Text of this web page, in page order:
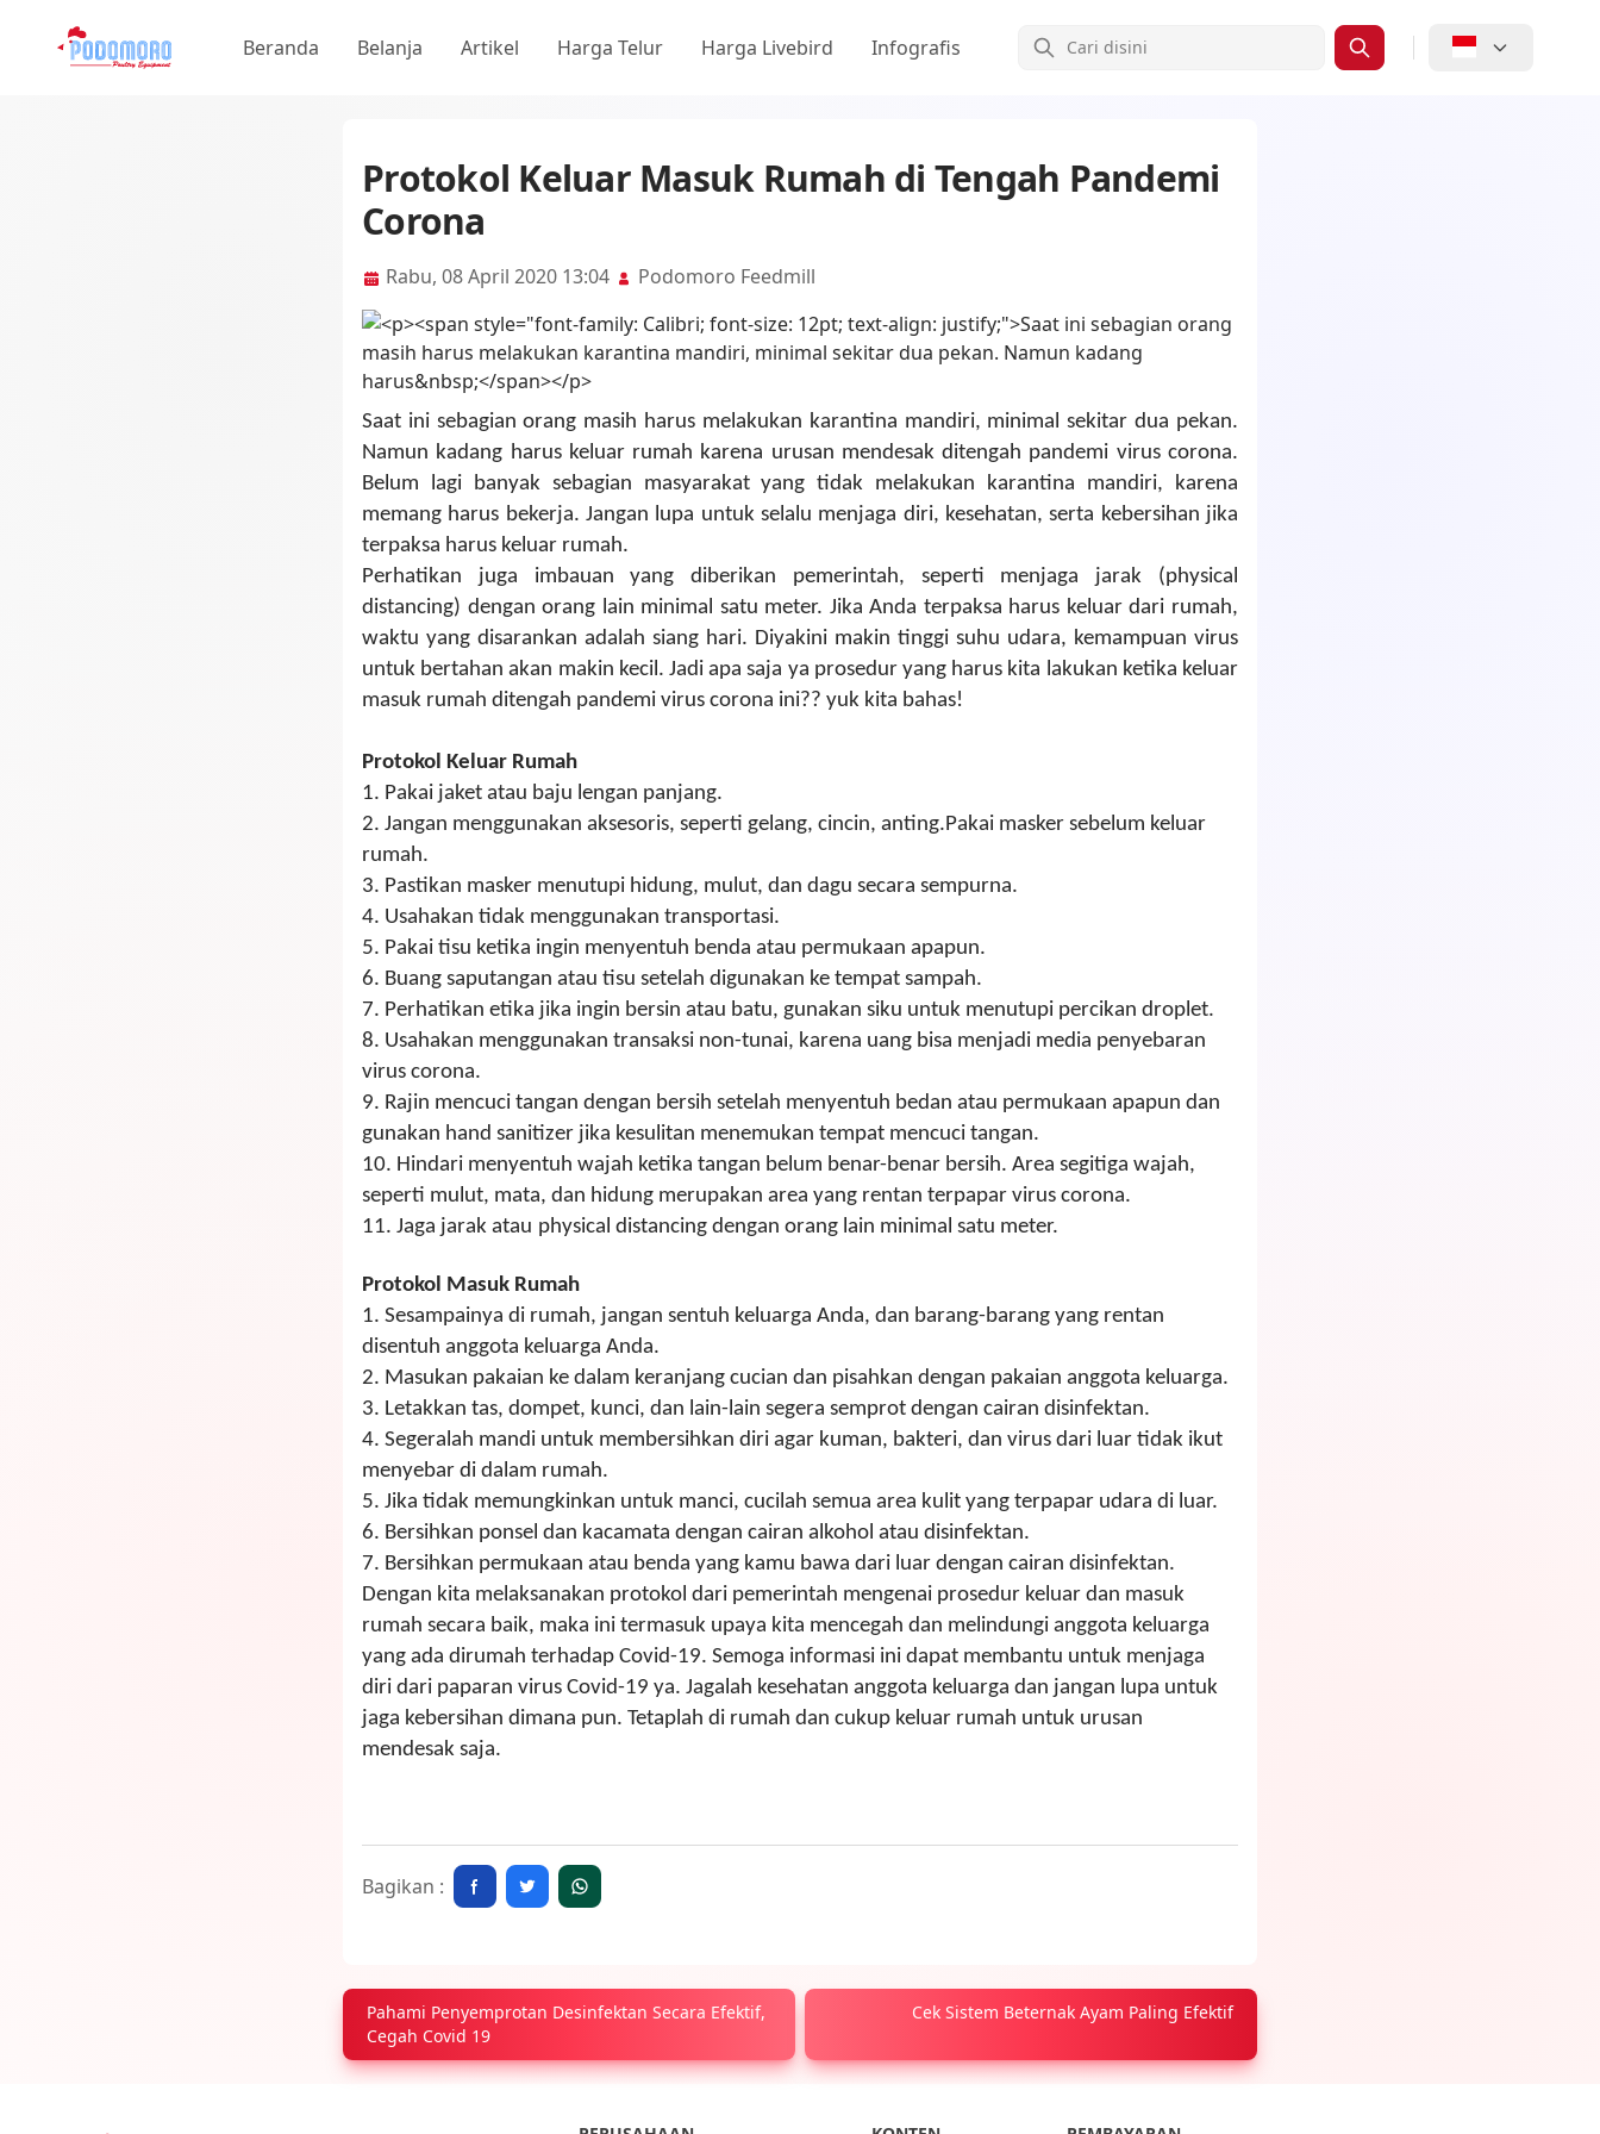
Cari
Beranda Belanja Artikel Harga Telur Harga Livebird Infografis
Protokol Keluar Masuk Rumah di Tengah Pandemi
Corona
Rabu, 08 April 2020 13:04 Podomoro Feedmill
Saat ini sebagian orang masih harus melakukan karantina mandiri, minimal sekitar dua pekan.
Namun kadang harus keluar rumah karena urusan mendesak ditengah pandemi virus corona.
Belum lagi banyak sebagian masyarakat yang tidak melakukan karantina mandiri, karena
memang harus bekerja. Jangan lupa untuk selalu menjaga diri, kesehatan, serta kebersihan jika
terpaksa harus keluar rumah.
Perhatikan juga imbauan yang diberikan pemerintah, seperti menjaga jarak (physical
distancing) dengan orang lain minimal satu meter. Jika Anda terpaksa harus keluar dari rumah,
waktu yang disarankan adalah siang hari. Diyakini makin tinggi suhu udara, kemampuan virus
untuk bertahan akan makin kecil. Jadi apa saja ya prosedur yang harus kita lakukan ketika keluar
masuk rumah ditengah pandemi virus corona ini?? yuk kita bahas!
Protokol Keluar Rumah
1. Pakai jaket atau baju lengan panjang.
2. Jangan menggunakan aksesoris, seperti gelang, cincin, anting.Pakai masker sebelum keluar
rumah.
3. Pastikan masker menutupi hidung, mulut, dan dagu secara sempurna.
4. Usahakan tidak menggunakan transportasi.
5. Pakai tisu ketika ingin menyentuh benda atau permukaan apapun.
6. Buang saputangan atau tisu setelah digunakan ke tempat sampah.
7. Perhatikan etika jika ingin bersin atau batu, gunakan siku untuk menutupi percikan droplet.
8. Usahakan menggunakan transaksi non-tunai, karena uang bisa menjadi media penyebaran
virus corona.
9. Rajin mencuci tangan dengan bersih setelah menyentuh bedan atau permukaan apapun dan
gunakan hand sanitizer jika kesulitan menemukan tempat mencuci tangan.
10. Hindari menyentuh wajah ketika tangan belum benar-benar bersih. Area segitiga wajah,
seperti mulut, mata, dan hidung merupakan area yang rentan terpapar virus corona.
11. Jaga jarak atau physical distancing dengan orang lain minimal satu meter.
Protokol Masuk Rumah
1. Sesampainya di rumah, jangan sentuh keluarga Anda, dan barang-barang yang rentan
disentuh anggota keluarga Anda.
2. Masukan pakaian ke dalam keranjang cucian dan pisahkan dengan pakaian anggota keluarga.
3. Letakkan tas, dompet, kunci, dan lain-lain segera semprot dengan cairan disinfektan.
4. Segeralah mandi untuk membersihkan diri agar kuman, bakteri, dan virus dari luar tidak ikut
menyebar di dalam rumah.
5. Jika tidak memungkinkan untuk manci, cucilah semua area kulit yang terpapar udara di luar.
6. Bersihkan ponsel dan kacamata dengan cairan alkohol atau disinfektan.
7. Bersihkan permukaan atau benda yang kamu bawa dari luar dengan cairan disinfektan.
Dengan kita melaksanakan protokol dari pemerintah mengenai prosedur keluar dan masuk
rumah secara baik, maka ini termasuk upaya kita mencegah dan melindungi anggota keluarga
yang ada dirumah terhadap Covid-19. Semoga informasi ini dapat membantu untuk menjaga
diri dari paparan virus Covid-19 ya. Jagalah kesehatan anggota keluarga dan jangan lupa untuk
jaga kebersihan dimana pun. Tetaplah di rumah dan cukup keluar rumah untuk urusan
mendesak saja.
Bagikan :
Pahami Penyemprotan Desinfektan Secara Efektif,
Cegah Covid 19
Cek Sistem Beternak Ayam Paling Efektif